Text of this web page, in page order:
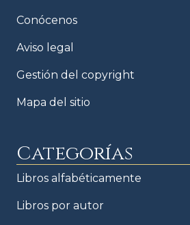
Conócenos
Aviso legal
Gestión del copyright
Mapa del sitio
Categorías
Libros alfabéticamente
Libros por autor